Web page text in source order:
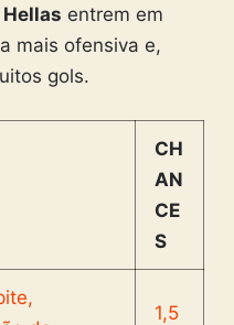
Hellas entrem em
mais ofensiva e,
gols.
CH
AN
CE
S
1,5